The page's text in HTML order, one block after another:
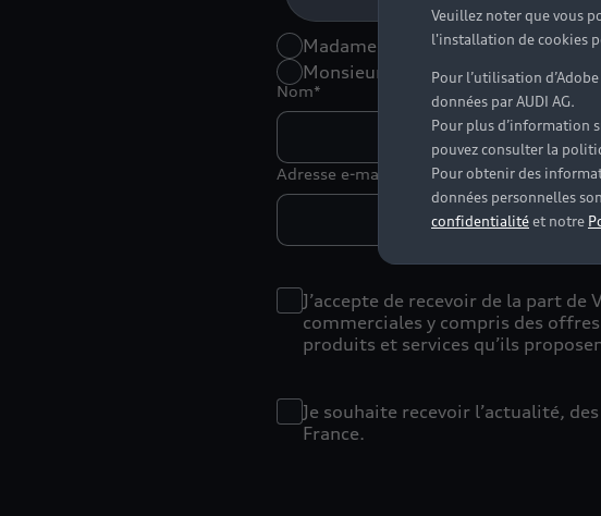
Madame
Monsieur
Nom*
Adresse e-mail*
J’accepte de recevoir de la part
commerciales y compris des
produits et services qu’ils
Je souhaite recevoir l’actualité,
France.
Veuillez noter que vous
l'installation de cookies
Pour l’utilisation
données par AUDI AG.
Pour plus d’information
pouvez consulter la
Pour obtenir des
données personnelles
confidentialitéet notre